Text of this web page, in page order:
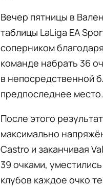
Вечер пятницы в
таблицы LaLiga EA
соперником
команде набрать 36
в непосредственной
предпоследнее место.
После этого
максимально
Castro и заканчивая
39 очками,
клубов каждое очко